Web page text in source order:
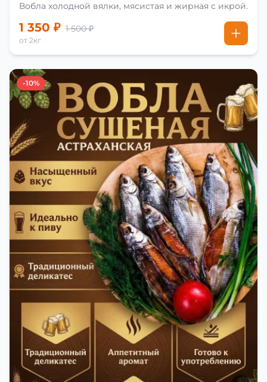
Вобла холодной вялки, мясистая и жирная с икрой.
1 350 ₽ 1 500 ₽
от 2кг
-10%